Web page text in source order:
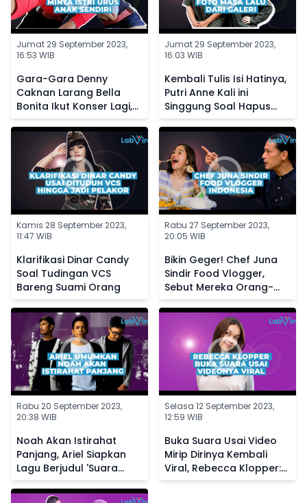
Jumat 29 September 2023,
16:53 WIB
Gara-Gara Denny
Caknan Larang Bella
Bonita Ikut Konser Lagi,
Kini Sang Istri Posting
Status Galau
Jumat 29 September 2023,
16:03 WIB
Kembali Tulis Isi Hatinya,
Putri Anne Kali ini
Singgung Soal Hapus
Foto Masa Lalu dari
Galeri
Kamis 28 September 2023,
11:47 WIB
Klarifikasi Dinar Candy
Soal Tudingan VCS
Bareng Suami Orang
Rabu 27 September 2023,
20:05 WIB
Bikin Geger! Chef Juna
Sindir Food Vlogger,
Sebut Mereka Orang-
Orang Sotoy
Rabu 20 September 2023,
20:38 WIB
Noah Akan Istirahat
Panjang, Ariel Siapkan
Lagu Berjudul 'Suara
Dalam Kepala' Buat
Penggemar
Selasa 12 September 2023,
12:59 WIB
Buka Suara Usai Video
Mirip Dirinya Kembali
Viral, Rebecca Klopper:
Allah Tidak Tidur